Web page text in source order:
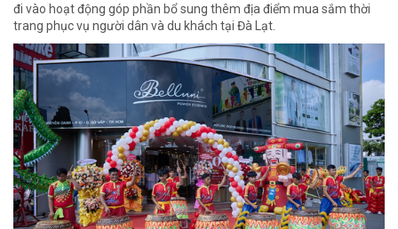
đi vào hoạt động góp phần bổ sung thêm địa điểm mua sắm thời
trang phục vụ người dân và du khách tại Đà Lạt.